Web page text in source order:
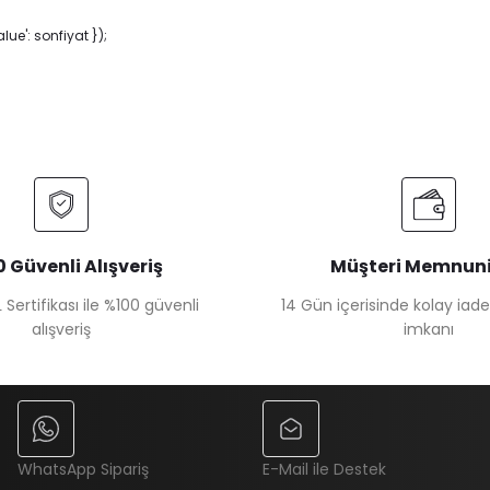
sonfiyat });
Güvenli Alışveriş
Sertifikası ile %100 güvenli
alışveriş
Müşteri
14 Gün içerisinde kolay
imkanı
WhatsApp Sipariş E-Mail ile Destek